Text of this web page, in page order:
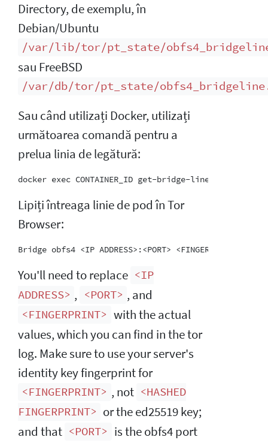
Directory, de exemplu, în
Debian/Ubuntu
/var/lib/tor/pt_state/
sau FreeBSD
/var/db/tor/pt_state/
Sau când utilizați Docker, utilizați
următoarea comandă pentru a
prelua linia de legătură:
Lipiți întreaga linie de pod în Tor
Browser:
You'll need to replace <IP
ADDRESS> , <PORT> , and
<FINGERPRINT> with the actual
values, which you can find in the tor
log. Make sure to use your server's
identity key fingerprint for
<FINGERPRINT> , not <HASHED
FINGERPRINT> or the ed25519 key;
and that <PORT> is the obfs4 port